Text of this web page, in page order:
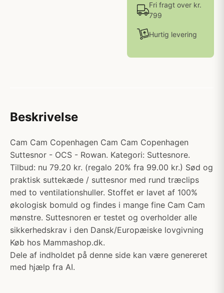
Fri fragt over kr.
799
Hurtig levering
Beskrivelse
Cam Cam Copenhagen Cam Cam Copenhagen
Suttesnor - OCS - Rowan. Kategori: Suttesnore.
Tilbud: nu 79.20 kr. (regalo 20% fra 99.00 kr.) Sød og
praktisk suttekæde / suttesnor med rund træclips
med to ventilationshuller. Stoffet er lavet af 100%
økologisk bomuld og findes i mange fine Cam Cam
mønstre. Suttesnoren er testet og overholder alle
sikkerhedskrav i den Dansk/Europæiske lovgivning
Køb hos Mammashop.dk.
Dele af indholdet på denne side kan være genereret
med hjælp fra AI.